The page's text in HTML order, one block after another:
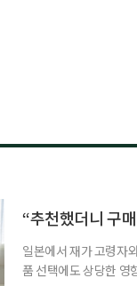
“추천했더니 구
일본에서 재가 고령자
품 선택에도 상당한 영